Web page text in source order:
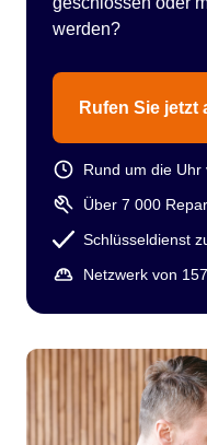
werden?
Rufen Sie jetzt
Rund um die Uhr
Über 7 000
Schlüsseldienst
Netzwerk von